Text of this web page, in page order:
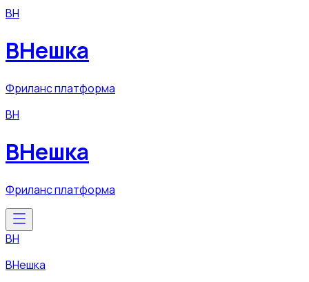
ВН
ВНешка
Фриланс платформа
ВН
ВНешка
Фриланс платформа
ВН
ВНешка